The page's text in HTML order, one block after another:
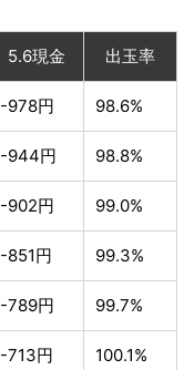
5.6現金 出玉率
-978円 98.6%
-944円 98.8%
-902円 99.0%
-851円 99.3%
-789円 99.7%
-713円 100.1%